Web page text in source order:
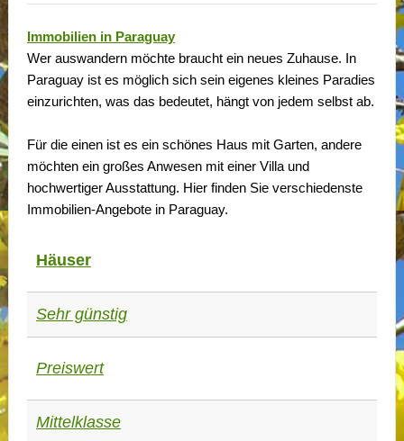
Immobilien in Paraguay
Wer auswandern möchte braucht ein neues Zuhause. In
Paraguay ist es möglich sich sein eigenes kleines Paradies
einzurichten, was das bedeutet, hängt von jedem selbst ab.
Für die einen ist es ein schönes Haus mit Garten, andere
möchten ein großes Anwesen mit einer Villa und
hochwertiger Ausstattung. Hier finden Sie verschiedenste
Immobilien-Angebote in Paraguay.
Häuser
Sehr günstig
Preiswert
Mittelklasse